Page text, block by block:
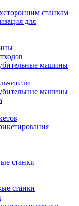
станкам
для
машины
машины
станки
станки